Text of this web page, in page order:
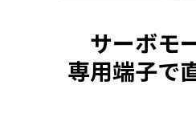
サーボモ
専用端子で